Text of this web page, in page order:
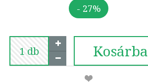
- 27%
Kosárba